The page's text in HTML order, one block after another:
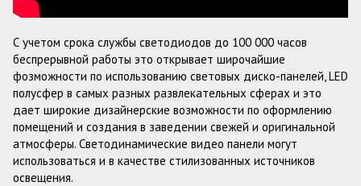
С учетом срока службы светодиодов до 100 000 часов
беспрерывной работы это открывает широчайшие
фозможности по использованию световых диско-панелей, LED
полусфер в самых разных развлекательных сферах и это
дает широкие дизайнерские возможности по оформлению
помещений и создания в заведении свежей и оригинальной
атмосферы. Светодинамические видео панели могут
использоваться и в качестве стилизованных источников
освещения.